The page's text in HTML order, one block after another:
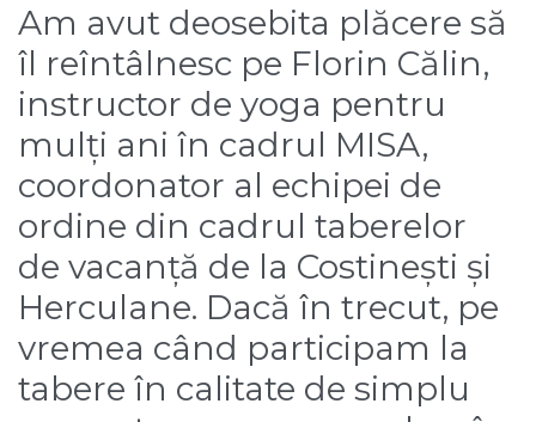
Am avut deosebita plăcere să
îl reîntâlnesc pe Florin Călin,
instructor de yoga pentru
mulți ani în cadrul MISA,
coordonator al echipei de
ordine din cadrul taberelor
de vacanță de la Costinești și
Herculane. Dacă în trecut, pe
vremea când participam la
tabere în calitate de simplu